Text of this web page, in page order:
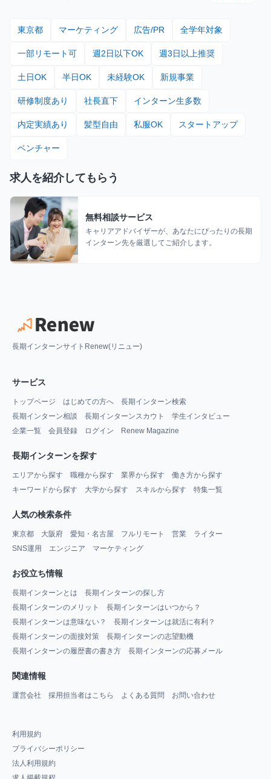
東京都 マーケティング 広告/PR 全学年対象
一部リモート可 週2日以下OK 週3日以上推奨
土日OK 半日OK 未経験OK 新規事業
研修制度あり 社長直下 インターン生多数
内定実績あり 髪型自由 私服OK スタートアップ
ベンチャー
求人を紹介してもらう
無料相談サービス
キャリアアドバイザーが、あなたにぴったりの長期
インターン先を厳選してご紹介します。
長期インターンサイトRenew(リニュー)
サービス
トップページ はじめての方へ
長期インターン検索
長期インターン相談
長期インターンスカウト
学生インタビュー
企業一覧
会員登録 ログイン Renew Magazine
長期インターンを探す
エリアから探す 職種から探す 業界から探す
働き方から探す
キーワードから探す
大学から探す スキルから探す 特集一覧
人気の検索条件
東京都 大阪府 愛知・名古屋 フルリモート 営業
ライター
SNS運用
エンジニア マーケティング
お役立ち情報
長期インターンとは
長期インターンの探し方
長期インターンのメリット
長期インターンはいつから？
長期インターンは意味ない？
長期インターンは就活に有利？
長期インターンの面接対策
長期インターンの志望動機
長期インターンの履歴書の書き方
長期インターンの応募メール
関連情報
運営会社 採用担当者はこちら よくある質問 お問い合わせ
利用規約
プライバシーポリシー
法人利用規約